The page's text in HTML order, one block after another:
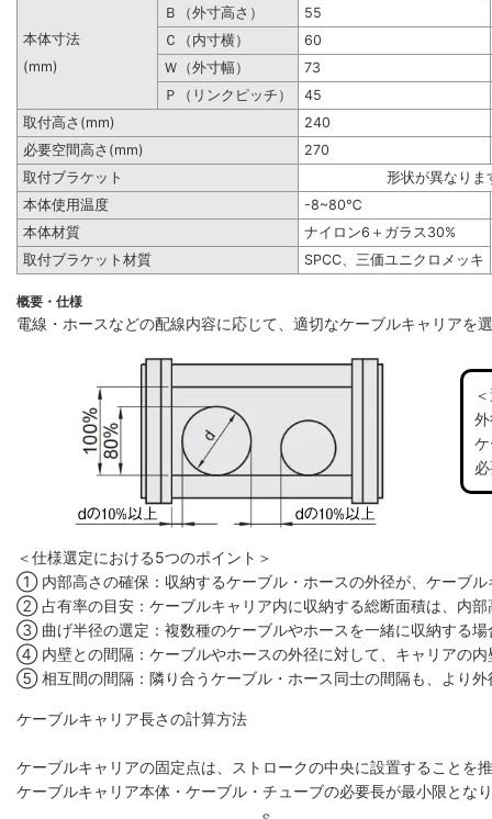
Ｂ（外寸高さ）
55
本体寸法
Ｃ（内寸横）
60
(mm)
Ｗ（外寸幅）
73
Ｐ（リンクピッチ）
45
取付高さ(mm)
240
必要空間高さ(mm)
270
取付ブラケット
形状が異なりま
本体使用温度
-8~80℃
本体材質
ナイロン6＋ガラス30%
取付ブラケット材質
SPCC、三価ユニクロメッキ
概要・仕様
電線・ホースなどの配線内容に応じて、適切なケーブルキャリアを
＜仕様選定における5つのポイント＞
① 内部高さの確保：収納するケーブル・ホースの外径が、ケーブ
② 占有率の目安：ケーブルキャリア内に収納する総断面積は、内
③ 曲げ半径の選定：複数種のケーブルやホースを一緒に収納する
④ 内壁との間隔：ケーブルやホースの外径に対して、キャリアの
⑤ 相互間の間隔：隣り合うケーブル・ホース同士の間隔も、より
ケーブルキャリア長さの計算方法
ケーブルキャリアの固定点は、ストロークの中央に設置することを
ケーブルキャリア本体・ケーブル・チューブの必要長が最小限とな